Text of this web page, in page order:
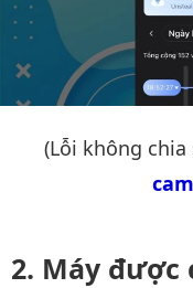
(Lỗi không chia
Máy được